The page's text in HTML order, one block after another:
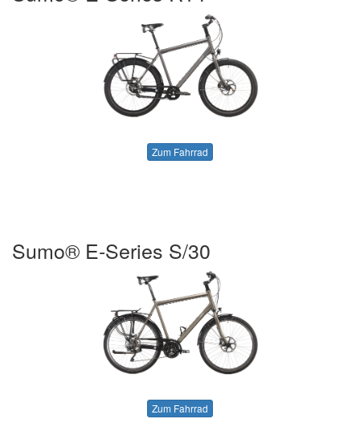
Zum Fahrrad
Sumo® E-Series S/30
Zum Fahrrad